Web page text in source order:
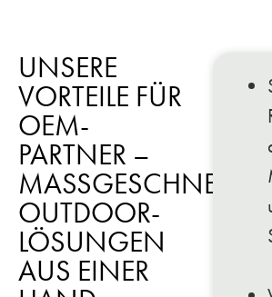
UNSERE
VORTEILE FÜR
OEM-
PARTNER –
UTDOOR-L
ÖSUNGEN A
US EINER H